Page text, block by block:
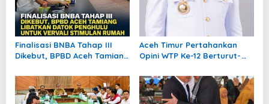
Finalisasi BNBA Tahap III
Dikebut, BPBD Aceh Tamiang
untuk Vervali Stimulan
Rumah
Aceh Timur Pertahankan
Opini WTP Ke-12 Berturut-